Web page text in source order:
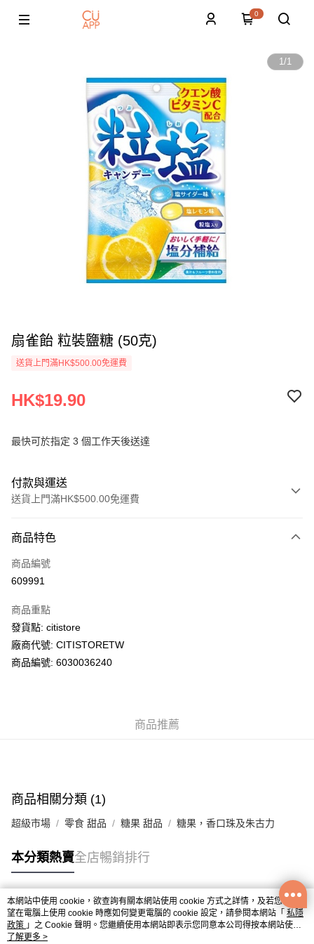
0
1/1
扇雀飴 粒裝鹽糖 (50克)
送貨上門滿HK$500.00免運費
HK$19.90
最快可於指定 3 個工作天後送達
付款與運送
送貨上門滿HK$500.00免運費
信用卡
AlipayHK
WeChat Pay
送貨方式
每筆HK$50.00，滿HK$200.00或以上免運費
UNY 門市自取
商品特色
商品編號
609991
商品重點
發貨點: citistore
廠商代號: CITISTORETW
商品編號: 6030036240
商品推薦
商品相關分類 (1)
超級市場 零食 甜品 糖果 甜品 糖果，香口珠及朱古力
本分類熱賣全店暢銷排行
熱門標籤
熱銷排行
本網站中使用 cookie，欲查詢有關本網站使用 cookie 方式之詳情，及若您不希
望在電腦上使用 cookie 時應如何變更電腦的 cookie 設定，請參閱本網站「 私隱
政策 」之 Cookie 聲明。您繼續使用本網站即表示您同意本公司得按本網站使用
條款之 Cookie 聲明使用 cookie。
了解更多 >